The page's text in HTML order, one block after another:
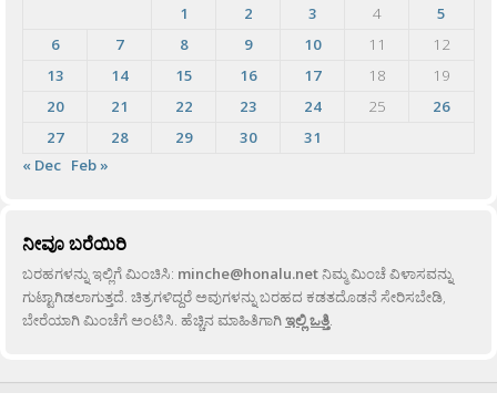
1
2 3 4
5
6
7 8 9 10 11
12
13
14 15 16 17 18
19
20
21 22 23 24 25
26
27
28 29 30
31
« Dec Feb »
ನೀವೂ ಬರೆಯಿರಿ
ಬರಹಗಳನ್ನು ಇಲ್ಲಿಗೆ ಮಿಂಚಿಸಿ: minche@honalu.netನಿಮ್ಮ ಮಿಂಚೆ ವಿಳಾಸವನ್ನು
ಗುಟ್ಟಾಗಿಡಲಾಗುತ್ತದೆ. ಚಿತ್ರಗಳಿದ್ದರೆ ಅವುಗಳನ್ನು ಬರಹದ ಕಡತದೊಡನೆ ಸೇರಿಸಬೇಡಿ,
ಬೇರೆಯಾಗಿ ಮಿಂಚೆಗೆ ಅಂಟಿಸಿ. ಹೆಚ್ಚಿನ ಮಾಹಿತಿಗಾಗಿಇಲ್ಲಿ ಒತ್ತಿ.